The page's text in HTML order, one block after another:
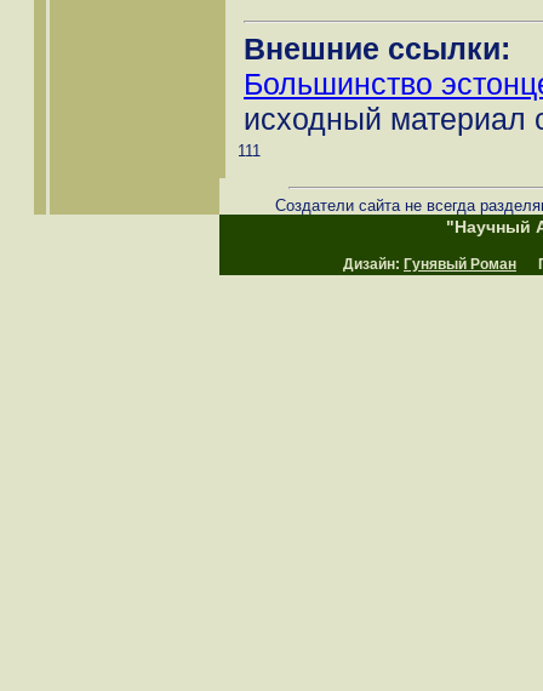
Внешние ссылки:
Большинство
исходный материал
111
Создатели сайта не всегда
"Научный
Дизайн: Гунявый Роман